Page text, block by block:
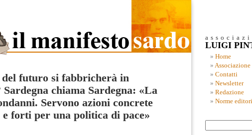
futuro si fabbricherà in
Sardegna chiama Sardegna: «La
Servono azioni concrete
e forti per una politica di pace»
LUIGI
Home
Associazione
Contatti
Newsletter
Redazione
Norme